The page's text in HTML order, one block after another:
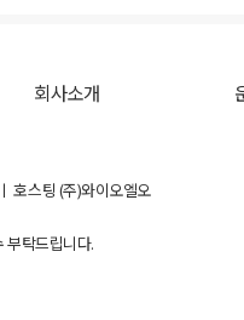
회사소개
호스팅 (주)와이오엘오
부탁드립니다.